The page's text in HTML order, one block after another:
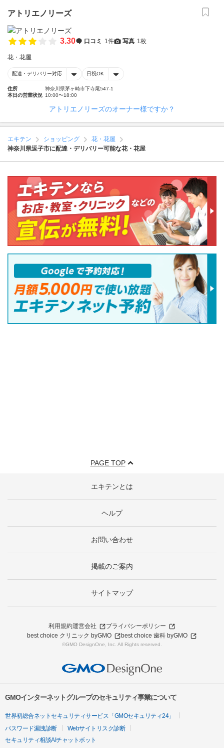
アトリエノリーズ
3.30 口コミ 1件 写真 1枚
花・花屋
配達・デリバリー対応 日祝OK
住所
神奈川県茅ヶ崎市下寺尾547-1
本日の営業状況 10:00〜18:00
アトリエノリーズのオーナー様ですか？
エキテン ショッピング
花・花屋
神奈川県逗子市に配達・デリバリー可能な花・花屋
PAGE TOP
エキテンとは
ヘルプ
お問い合わせ
掲載のご案内
サイトマップ
利用規約運営会社
プライバシーポリシー
best choice クリニック byGMO
best choice 歯科 byGMO
©GMO DesignOne, Inc. All Rights reserved.
GMOインターネットグループのセキュリティ事業について
世界初総合ネットセキュリティサービス「GMOセキュリティ24」
パスワード漏洩診断
Webサイトリスク診断
セキュリティ相談AIチャットボット